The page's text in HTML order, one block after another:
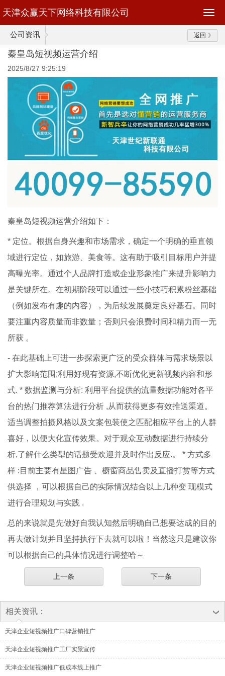
天津众赢天下网络科技有限公司
公司资讯 返回
秦皇岛短视频运营介绍
2025/8/27 9:25:19
秦皇岛短视频运营介绍如下：
* 定位。根据自身兴趣和市场需求，确定一个明确的垂直领
域进行定位，如旅游、美食等。这有助于吸引目标用户并提
高曝光率。通过个人品牌打造或企业形象推广来提升影响力
是关键所在。在初期阶段可以通过一些小技巧积累粉丝基础
（例如发布有趣的内容），为后续发展奠定良好基石。同时
要注重内容质量而非数量；否则只会浪费时间和精力而一无
所获 。
- 在此基础上可进一步探索更广泛的受众群体与需求场景以
扩大影响范围;利用好现有资源,不断优化更新视频内容和形
式. * 数据监测与分析: 利用平台提供的流量数据功能对各平
台的热门推荐算法进行分析 ,从而获得更多有效推送渠道。
适当调整拍摄风格以及文案包装使之匹配相应平台上的人群
喜好，以便大化宣传效果。对于观众互动数据进行持续分
析,了解什么类型的话题受欢迎并及时作出反应.。 * 方式多
样 :目前主要有星图广告 、橱窗商品售卖及直播打赏等方式
供选择 ，可以根据自己的实际情况结合以上几种变 现模式
进行合理规划与实践 .
总的来说就是先做好自我认知然后明确自己想要达成的目的
再去做计划并且坚持执行下去就可以啦！当然这只是建议你
可以根据自己的具体情况进行调整哈～
上一条 下一条
相关资讯：
天津企业短视频推广口碑营销推广
天津企业短视频推广工厂实景宣传
天津企业短视频推广低成本线上推广